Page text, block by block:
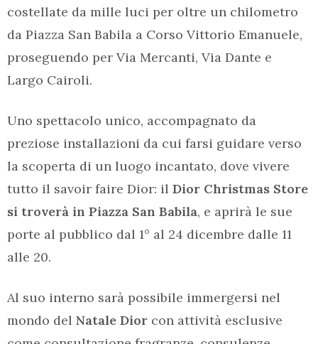
costellate da mille luci per oltre un chilometro
da Piazza San Babila a Corso Vittorio Emanuele,
proseguendo per Via Mercanti, Via Dante e
Largo Cairoli.
Uno spettacolo unico, accompagnato da
preziose installazioni da cui farsi guidare verso
la scoperta di un luogo incantato, dove vivere
tutto il savoir faire Dior: il Dior Christmas Store
si troverà in Piazza San Babila, e aprirà le sue
porte al pubblico dal 1° al 24 dicembre dalle 11
alle 20.
Al suo interno sarà possibile immergersi nel
mondo del Natale Dior con attività esclusive